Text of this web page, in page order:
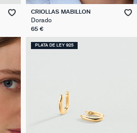
CRIOLLAS MABILLON
Dorado
65 €
PLATA DE LEY 925